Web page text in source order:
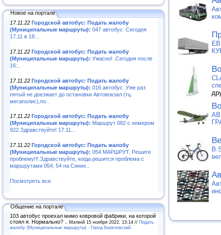
Новое на портале
17.11.22 Городской автобус: Подать жалобу
(Муниципальные маршруты): 047 автобус .Сегодня
17.11 в 18...
17.11.22 Городской автобус: Подать жалобу
(Муниципальные маршруты): Ужасно! .Сегодня после
16:..
17.11.22 Городской автобус: Подать жалобу
(Муниципальные маршруты): 016 автобус .Уже раз
пятый не доезжает до остановки Автовокзал (тц
мегаполис),по..
17.11.22 Городской автобус: Подать жалобу
(Муниципальные маршруты): Маршрут 082 с номером
922.Здравствуйте! 17.11...
17.11.22 Городской автобус: Подать жалобу
(Муниципальные маршруты): 054 МАРШРУТ. Решите
проблему!!!.Здравствуйте, когда решится проблема с
маршрутами 054, 54 на Синих..
Посмотреть все
Общение на портале
103 автобус проехал мимо ковровой фабрики, на которой
стоял я. Нормально? .. Матвнй 15 ноября 2022, 13:14 // Подать
жалобу (Муниципальные маршруты) - Город Березовский